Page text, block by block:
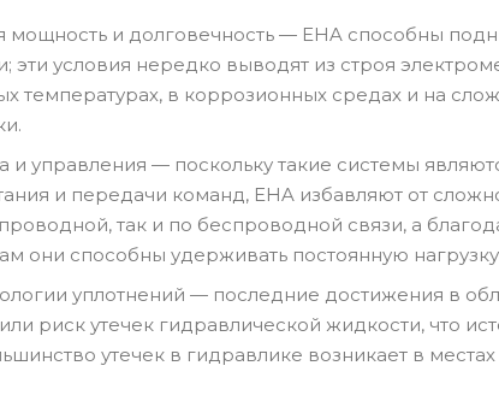
мощность и долговечность — EHA способны
эти условия нередко выводят из строя
температурах, в коррозионных средах и на
и управления — поскольку такие системы
и передачи команд, EHA избавляют от
так и по беспроводной связи, а
они способны удерживать постоянную
уплотнений — последние достижения в
риск утечек гидравлической жидкости, что
утечек в гидравлике возникает в